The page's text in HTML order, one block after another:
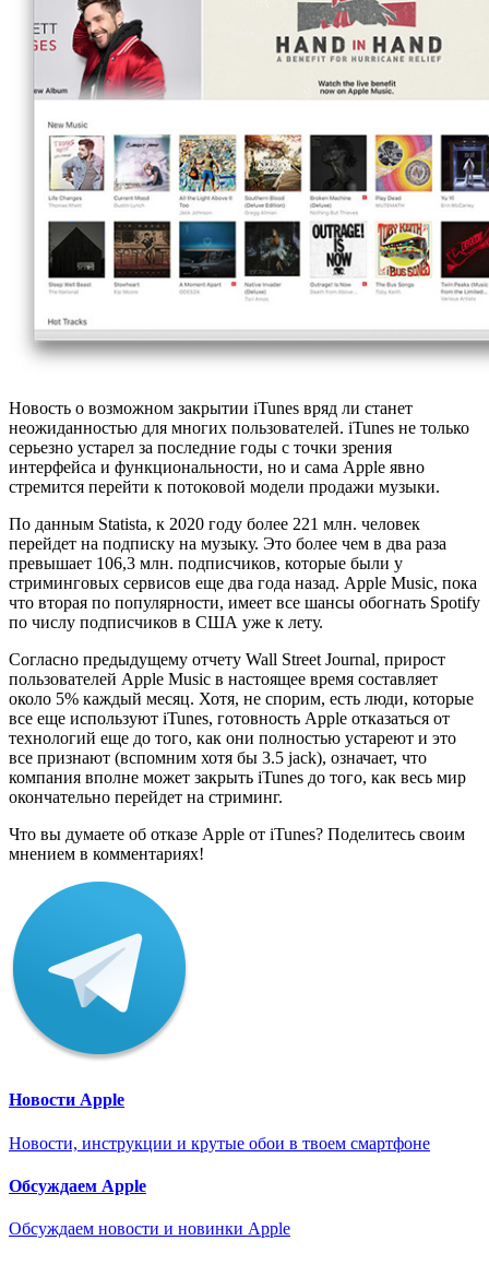
Новость о возможном закрытии iTunes вряд ли станет
неожиданностью для многих пользователей. iTunes не только
серьезно устарел за последние годы с точки зрения
интерфейса и функциональности, но и сама Apple явно
стремится перейти к потоковой модели продажи музыки.
По данным Statista, к 2020 году более 221 млн. человек
перейдет на подписку на музыку. Это более чем в два раза
превышает 106,3 млн. подписчиков, которые были у
стриминговых сервисов еще два года назад. Apple Music, пока
что вторая по популярности, имеет все шансы обогнать Spotify
по числу подписчиков в США уже к лету.
Согласно предыдущему отчету Wall Street Journal, прирост
пользователей Apple Music в настоящее время составляет
около 5% каждый месяц. Хотя, не спорим, есть люди, которые
все еще используют iTunes, готовность Apple отказаться от
технологий еще до того, как они полностью устареют и это
все признают (вспомним хотя бы 3.5 jack), означает, что
компания вполне может закрыть iTunes до того, как весь мир
окончательно перейдет на стриминг.
Что вы думаете об отказе Apple от iTunes? Поделитесь своим
мнением в комментариях!
Новости Apple
Новости, инструкции и крутые обои в твоем смартфоне
Обсуждаем Apple
Обсуждаем новости и новинки Apple